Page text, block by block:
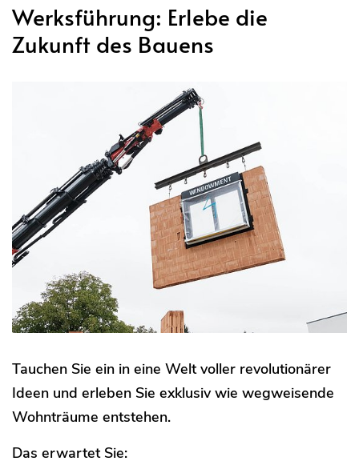
Werksführung: Erlebe die
Zukunft des Bauens
Tauchen Sie ein in eine Welt voller revolutionärer
Ideen und erleben Sie exklusiv wie wegweisende
Wohnträume entstehen.
Das erwartet Sie: